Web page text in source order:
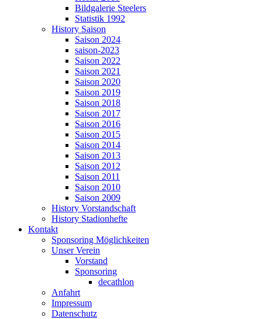
Bildgalerie Steelers
Statistik 1992
History Saison
Saison 2024
saison-2023
Saison 2022
Saison 2021
Saison 2020
Saison 2019
Saison 2018
Saison 2017
Saison 2016
Saison 2015
Saison 2014
Saison 2013
Saison 2012
Saison 2011
Saison 2010
Saison 2009
History Vorstandschaft
History Stadionhefte
Kontakt
Sponsoring Möglichkeiten
Unser Verein
Vorstand
Sponsoring
decathlon
Anfahrt
Impressum
Datenschutz